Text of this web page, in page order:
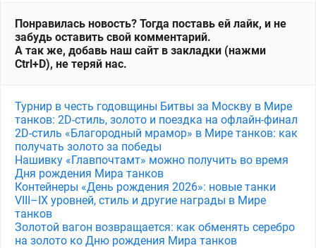
Понравилась новость? Тогда поставь ей лайк, и не
забудь оставить свой комментарий.
А так же, добавь наш сайт в закладки (нажми
Ctrl+D), не теряй нас.
Турнир в честь годовщины Битвы за Москву в Мире
танков: 2D-стиль, золото и поездка на офлайн-финал
2D-стиль «Благородный мрамор» в Мире танков: как
получать золото за победы
Нашивку «Главпочтамт» можно получить во время
Дня рождения Мира танков
Контейнеры «День рождения 2026»: новые танки
VIII–IX уровней, стиль и другие награды в Мире
танков
Золотой вагон возвращается: как обменять серебро
на золото ко Дню рождения Мира танков